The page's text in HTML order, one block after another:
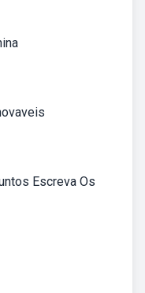
Escreva Os